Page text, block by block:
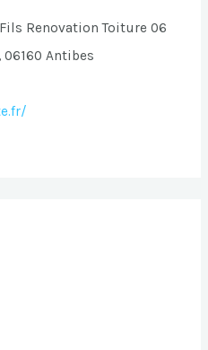
Renovation Toiture 06
Antibes